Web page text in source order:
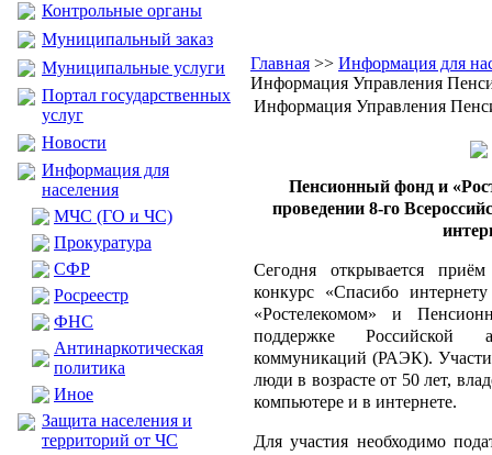
Контрольные органы
Муниципальный заказ
Муниципальные услуги
Портал государственных
услуг
Новости
Информация для
населения
МЧС (ГО и ЧС)
Прокуратура
CФР
Росреестр
ФНС
Антинаркотическая
политика
Иное
Защита населения и
территорий от ЧС
Главная >> Информация для
Информация Управления
Информация Управления
Пенсионный фонд и
проведении 8-го
Сегодня открывается
конкурс «Спасибо
«Ростелекомом» и
поддержке Российской
коммуникаций (РАЭК).
люди в возрасте от 50 лет,
компьютере и в интернете.
Для участия необходимо